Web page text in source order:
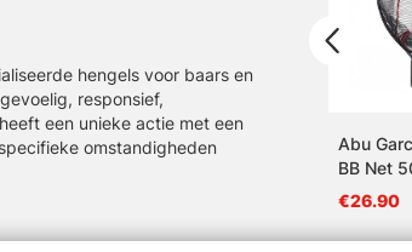
hengels voor baars en
responsief,
een unieke actie met een
omstandigheden
Abu
BB Net
€26.90